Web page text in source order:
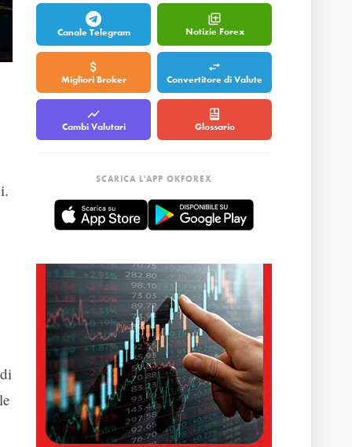
Canale Telegram Notizie Forex
Migliori Broker Convertitore di Valute
Cambi Valutari Glossario
SCARICA L'APP OKFOREX